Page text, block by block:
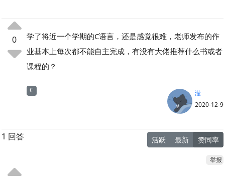
0
学了将近一个学期的C语言，还是感觉很难，老师发布的作
业基本上每次都不能自主完成，有没有大佬推荐什么书或者
课程的？
C
滢
2020-12-9
1 回答 活跃 最新 赞同率
举报